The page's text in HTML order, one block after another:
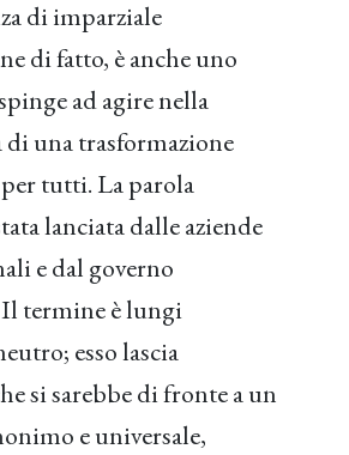
di imparziale
di fatto, è anche uno
ad agire nella
una trasformazione
tutti. La parola
lanciata dalle aziende
e dal governo
termine è lungi
esso lascia
si sarebbe di fronte a un
e universale,